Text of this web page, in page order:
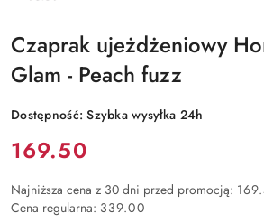
Czaprak ujeżdżeniowy
Glam - Peach fuzz
Dostępność:Szybka wysyłka 24h
Cena:
169.50
Najniższa cena z 30 dni przed promocją:
Cena regularna: 339.00